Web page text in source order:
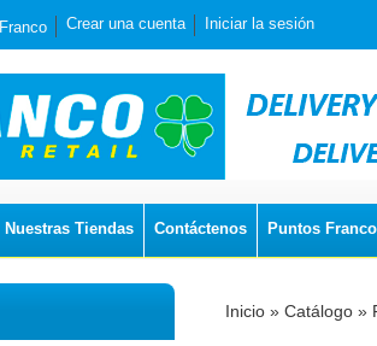
Franco Crear una cuenta Iniciar la sesión
Nuestras Tiendas Contáctenos Puntos Franco
Inicio » Catálogo »